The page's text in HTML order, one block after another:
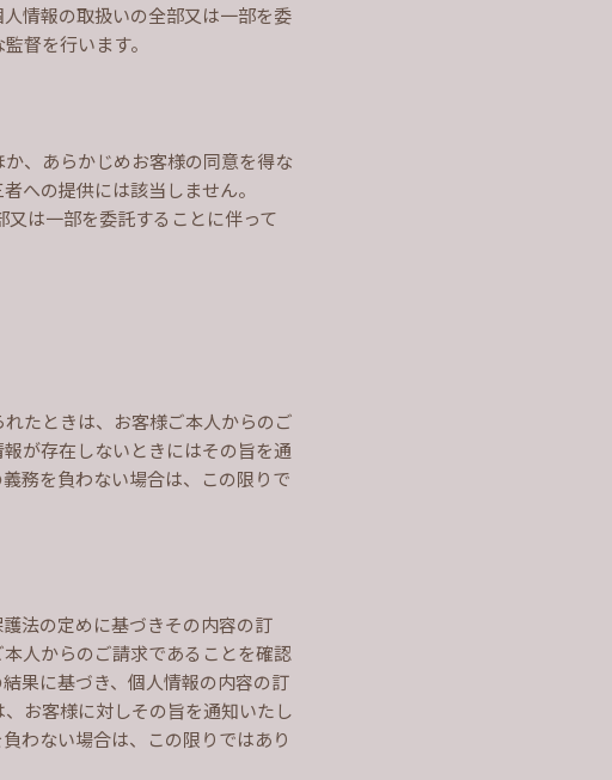
情報の取扱いの全部又は一部を委
督を行います。
、あらかじめお客様の同意を得な
への提供には該当しません。
又は一部を委託することに伴って
たときは、お客様ご本人からのご
が存在しないときにはその旨を通
務を負わない場合は、この限りで
法の定めに基づきその内容の訂
人からのご請求であることを確認
果に基づき、個人情報の内容の訂
お客様に対しその旨を通知いたし
わない場合は、この限りではあり